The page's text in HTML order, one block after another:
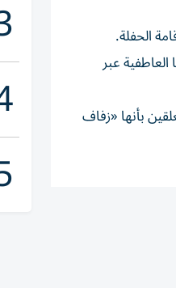
الحفلة.
عبر
بأنها «زفاف